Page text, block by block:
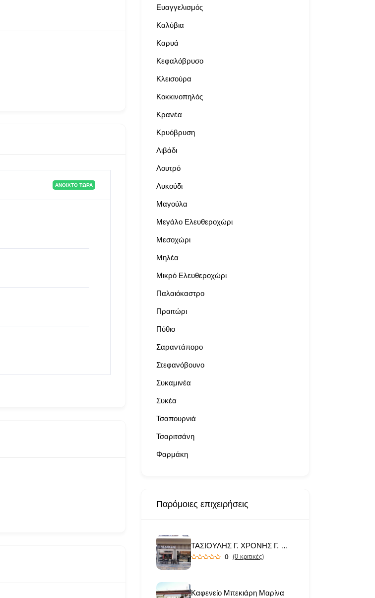
ΑΝΟΙΧΤΌ ΤΏΡΑ
Ευαγγελισμός
Καλύβια
Καρυά
Κεφαλόβρυσο
Κλεισούρα
Κοκκινοπηλός
Κρανέα
Κρυόβρυση
Λιβάδι
Λουτρό
Λυκούδι
Μαγούλα
Μεγάλο Ελευθεροχώρι
Μεσοχώρι
Μηλέα
Μικρό Ελευθεροχώρι
Παλαιόκαστρο
Πραιτώρι
Πύθιο
Σαραντάπορο
Στεφανόβουνο
Συκαμινέα
Συκέα
Τσαπουρνιά
Τσαριτσάνη
Φαρμάκη
Παρόμοιες επιχειρήσεις
ΤΑΣΙΟΥΛΗΣ Γ. ΧΡΟΝΗΣ Γ. ΟΕ
0 (0 κριτικές)
Καφενείο Μπεκιάρη Μαρίνα